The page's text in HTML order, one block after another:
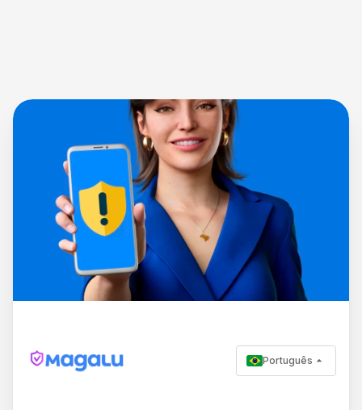
Português